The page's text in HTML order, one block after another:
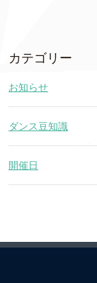
カテゴリー
お知らせ
ダンス豆知識
開催日